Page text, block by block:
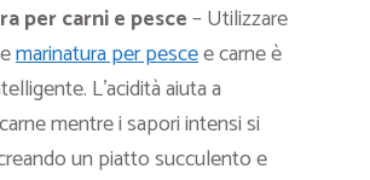
per carni e pesce– Utilizzare
marinatura per pescee carne è
L’acidità aiuta a
mentre i sapori intensi si
un piatto succulento e